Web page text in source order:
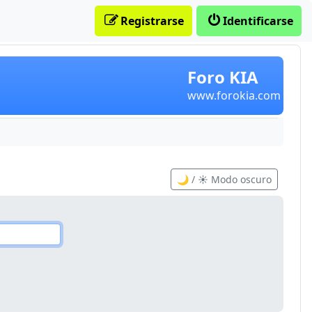
Foro KIA
www.forokia.com
Identificarse
Registrarse
🌙 / ☀️ Modo oscuro